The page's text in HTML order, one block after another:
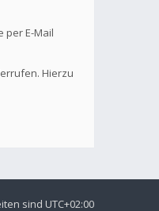
per E-Mail
Hierzu
sind UTC+02:00